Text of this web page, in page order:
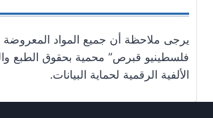
يرجى ملاحظة أن جميع المواد
فلسطينيو قبرص” محمية بحقوق الطبع
الألفية الرقمية لحماية البيانات.